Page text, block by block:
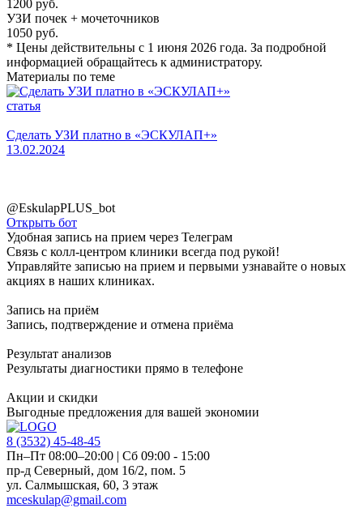
1200 руб.
УЗИ почек + мочеточников
1050 руб.
* Цены действительны с 1 июня 2026 года. За подробной
информацией обращайтесь к администратору.
Материалы по теме
статья
Сделать УЗИ платно в «ЭСКУЛАП+»
13.02.2024
@EskulapPLUS_bot
Открыть бот
Удобная запись на прием через Телеграм
Связь с колл-центром клиники всегда под рукой!
Управляйте записью на прием и первыми узнавайте о новых
акциях в наших клиниках.
Запись на приём
Запись, подтверждение и отмена приёма
Результат анализов
Результаты диагностики прямо в телефоне
Акции и скидки
Выгодные предложения для вашей экономии
8 (3532) 45-48-45
Пн–Пт 08:00–20:00 | Сб 09:00 - 15:00
пр-д Северный, дом 16/2, пом. 5
ул. Салмышская, 60, 3 этаж
mceskulap@gmail.com